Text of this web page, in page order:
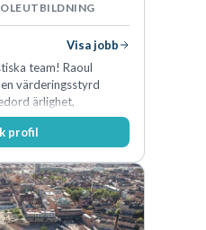
Visa jobb
team! Raoul
värderingsstyrd
ärlighet,
är tydliga med vad vi
växa och utvecklas
profil